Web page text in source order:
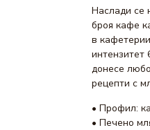
Наслади се
броя кафе
в
интензитет
донесе
рецепти с
• Профил:
• Печено